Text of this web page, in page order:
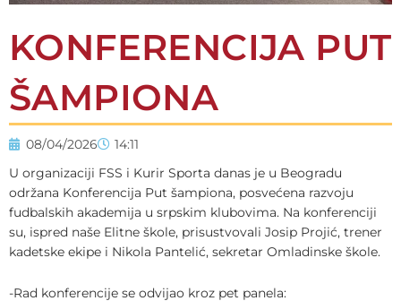
KONFERENCIJA PUT
ŠAMPIONA
08/04/2026
14:11
U organizaciji FSS i Kurir Sporta danas je u Beogradu
održana Konferencija Put šampiona, posvećena razvoju
fudbalskih akademija u srpskim klubovima. Na konferenciji
su, ispred naše Elitne škole, prisustvovali Josip Projić, trener
kadetske ekipe i Nikola Pantelić, sekretar Omladinske škole.
-Rad konferencije se odvijao kroz pet panela: